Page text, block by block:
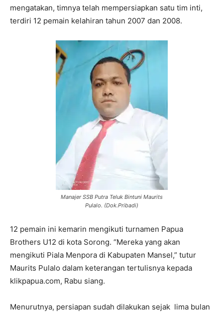
mengatakan, timnya telah mempersiapkan satu tim inti,
terdiri 12 pemain kelahiran tahun 2007 dan 2008.
Manajer SSB Putra Teluk Bintuni Maurits
Pulalo. (Dok.Pribadi)
12 pemain ini kemarin mengikuti turnamen Papua
Brothers U12 di kota Sorong. “Mereka yang akan
mengikuti Piala Menpora di Kabupaten Mansel,” tutur
Maurits Pulalo dalam keterangan tertulisnya kepada
klikpapua.com, Rabu siang.
Menurutnya, persiapan sudah dilakukan sejak lima bulan